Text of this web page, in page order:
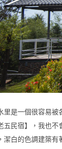
里是一個很容易被
五民宿】，我也不
潔白的色調建築